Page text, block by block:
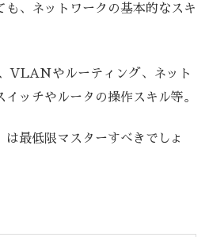
も、ネットワークの基本的なスキ
VLANやルーティング、ネット
ッチやルータの操作スキル等。
最低限マスターすべきでしょ